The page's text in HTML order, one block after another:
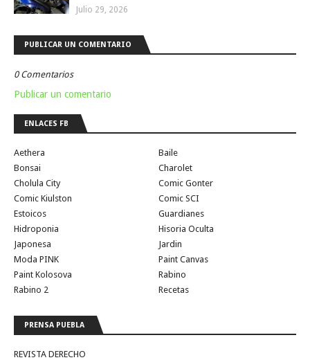
Julio 29, 2026
PUBLICAR UN COMENTARIO
0 Comentarios
Publicar un comentario
ENLACES FB
Aethera
Baile
Bonsai
Charolet
Cholula City
Comic Gonter
Comic Kiulston
Comic SCI
Estoicos
Guardianes
Hidroponia
Hisoria Oculta
Japonesa
Jardin
Moda PINK
Paint Canvas
Paint Kolosova
Rabino
Rabino 2
Recetas
PRENSA PUEBLA
REVISTA DERECHO